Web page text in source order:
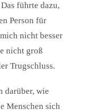
führte dazu,
Person für
nicht besser
nicht groß
Trugschluss.
darüber, wie
Menschen sich